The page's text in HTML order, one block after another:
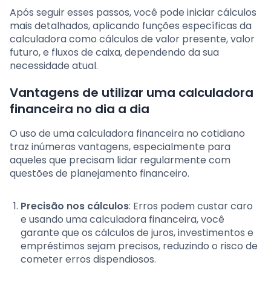
Após seguir esses passos, você pode iniciar cálculos
mais detalhados, aplicando funções específicas da
calculadora como cálculos de valor presente, valor
futuro, e fluxos de caixa, dependendo da sua
necessidade atual.
Vantagens de utilizar uma calculadora
financeira no dia a dia
O uso de uma calculadora financeira no cotidiano
traz inúmeras vantagens, especialmente para
aqueles que precisam lidar regularmente com
questões de planejamento financeiro.
Precisão nos cálculos: Erros podem custar caro
e usando uma calculadora financeira, você
garante que os cálculos de juros, investimentos e
empréstimos sejam precisos, reduzindo o risco de
cometer erros dispendiosos.